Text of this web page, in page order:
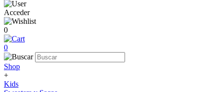
Acceder
0
0
Shop
+
Kids